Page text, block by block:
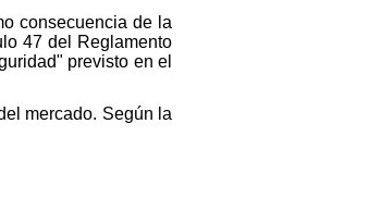
consecuencia de la
47 del Reglamento
previsto en el
mercado. Según la